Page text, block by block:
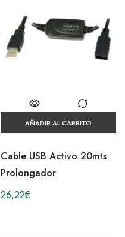
AÑADIR AL CARRITO
Cable USB Activo 20mts
Prolongador
26,22€